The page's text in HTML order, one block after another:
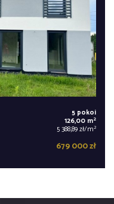
5 pokoi
126,00 m2
5 388,89 zł/m2
679 000 zł